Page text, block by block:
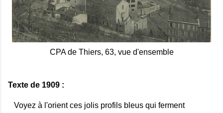
CPA de Thiers, 63, vue d'ensemble
Texte de 1909 :
Voyez à l'orient ces jolis profils bleus qui ferment